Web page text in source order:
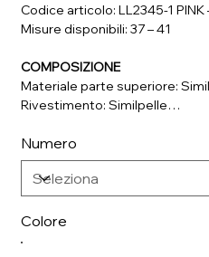
Codice articolo: LL2345-1 PINK
Misure disponibili: 37 – 41
COMPOSIZIONE
Materiale parte superiore:
Rivestimento: Similpelle
Suola: Materiale Sintetico
Numero
Colore